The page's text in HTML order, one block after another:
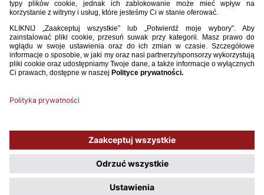
Jak najbardziej. Każdy zdrowy zawodnik, bez względu na
prezentowany poziom, dostanie szansę gry. Wszyscy zgłaszają chęć
występu, tym bardziej, że warunki w Hiszpanii mamy bardzo dobre.
W dodatku po czwartkowej wygranej chłopcy zobaczyli, że mogą
a oni sprawili nam psikusa i pokonali mocnych rywali. Jestem pod
Rozmawiał Cezary Jeżowski
Używamy plików cookies, aby ułatwić Ci korzystanie z naszego serwisu
oraz do celów statystycznych. Jeśli nie blokujesz tych plików, to zgadzasz
się na ich użycie oraz zapisanie w pamięci urządzenia. Pamiętaj, że
możesz samodzielnie zarządzać cookies, zmieniając ustawienia
przeglądarki.
Polityka plików Cookies.